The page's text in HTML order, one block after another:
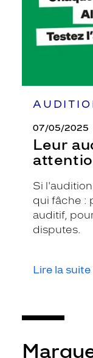
07/05/2025
Leur
Si
qui fâche :
auditif,
disputes.
Lire la suite